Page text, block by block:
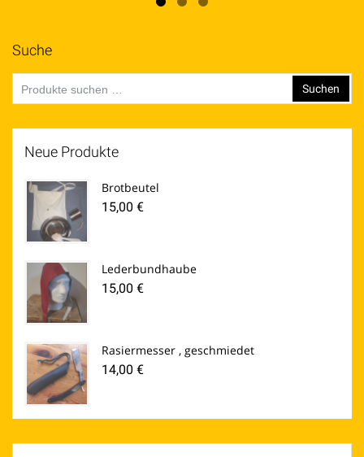
Suche
nach:
Suchen
Neue Produkte
Brotbeutel
15,00 €
Lederbundhaube
15,00 €
Rasiermesser , geschmiedet
14,00 €